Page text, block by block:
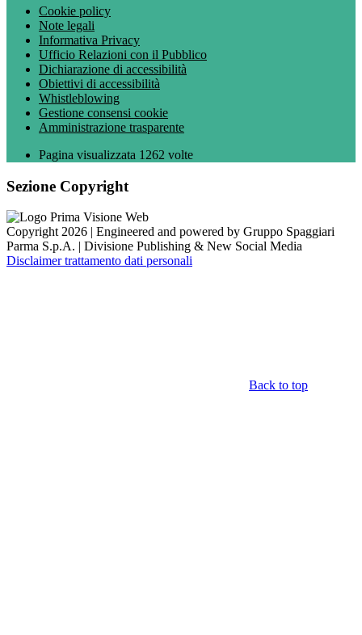
Cookie policy
Note legali
Informativa Privacy
Ufficio Relazioni con il Pubblico
Dichiarazione di accessibilità
Obiettivi di accessibilità
Whistleblowing
Gestione consensi cookie
Amministrazione trasparente
Pagina visualizzata 1262 volte
Sezione Copyright
Copyright 2026 | Engineered and powered by Gruppo Spaggiari
Parma S.p.A. | Divisione Publishing & New Social Media
Disclaimer trattamento dati personali
Back to top